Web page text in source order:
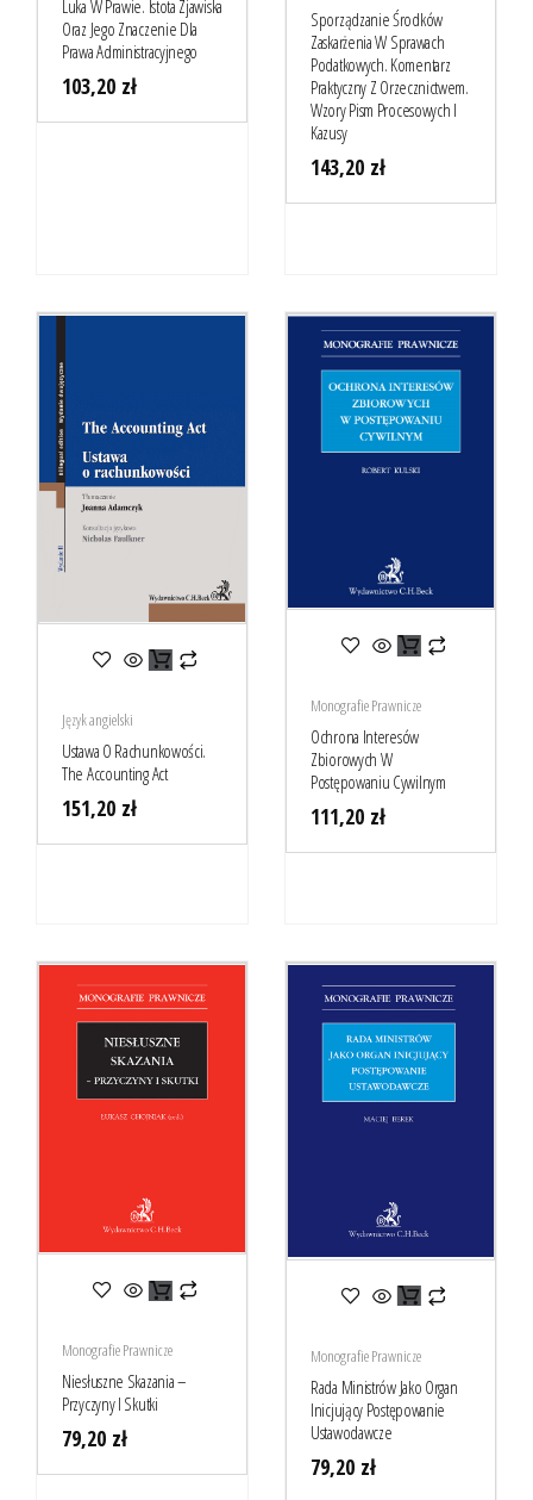
Luka W Prawie. Istota Zjawiska
Oraz Jego Znaczenie Dla
Prawa Administracyjnego
103,20 zł
Sporządzanie Środków
Zaskarżenia W Sprawach
Podatkowych. Komentarz
Praktyczny Z Orzecznictwem.
Wzory Pism Procesowych I
Kazusy
143,20 zł
Język angielski
Ustawa O Rachunkowości.
The Accounting Act
151,20 zł
Monografie Prawnicze
Ochrona Interesów
Zbiorowych W
Postępowaniu Cywilnym
111,20 zł
Monografie Prawnicze
Niesłuszne Skazania –
Przyczyny I Skutki
79,20 zł
Monografie Prawnicze
Rada Ministrów Jako Organ
Inicjujący Postępowanie
Ustawodawcze
79,20 zł